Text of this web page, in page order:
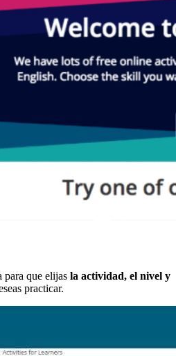
para que elijas la actividad, el nivel y
practicar.